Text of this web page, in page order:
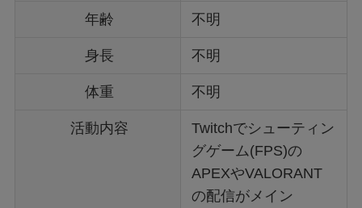
年齢 不明
身長 不明
体重 不明
活動内容
Twitchでシューティン
グゲーム(FPS)の
APEXやVALORANT
の配信がメイン